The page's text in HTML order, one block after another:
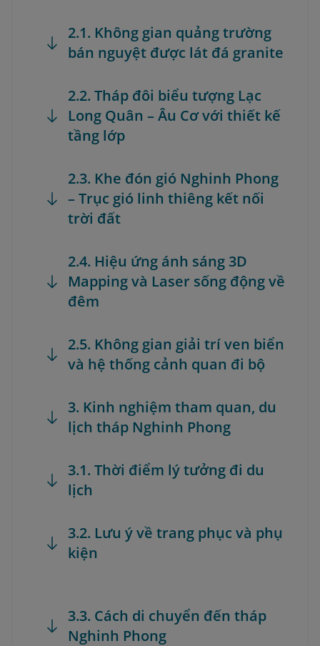
2.1. Không gian quảng trường
bán nguyệt được lát đá granite
2.2. Tháp đôi biểu tượng Lạc
Long Quân – Âu Cơ với thiết kế
tầng lớp
2.3. Khe đón gió Nghinh Phong
– Trục gió linh thiêng kết nối
trời đất
2.4. Hiệu ứng ánh sáng 3D
Mapping và Laser sống động về
đêm
2.5. Không gian giải trí ven biển
và hệ thống cảnh quan đi bộ
3. Kinh nghiệm tham quan, du
lịch tháp Nghinh Phong
3.1. Thời điểm lý tưởng đi du
lịch
3.2. Lưu ý về trang phục và phụ
kiện
3.3. Cách di chuyển đến tháp
Nghinh Phong